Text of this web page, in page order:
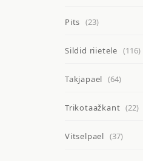
Pits (23)
Sildid riietele (116)
Takjapael (64)
Trikotaažkant (22)
Vitselpael (37)